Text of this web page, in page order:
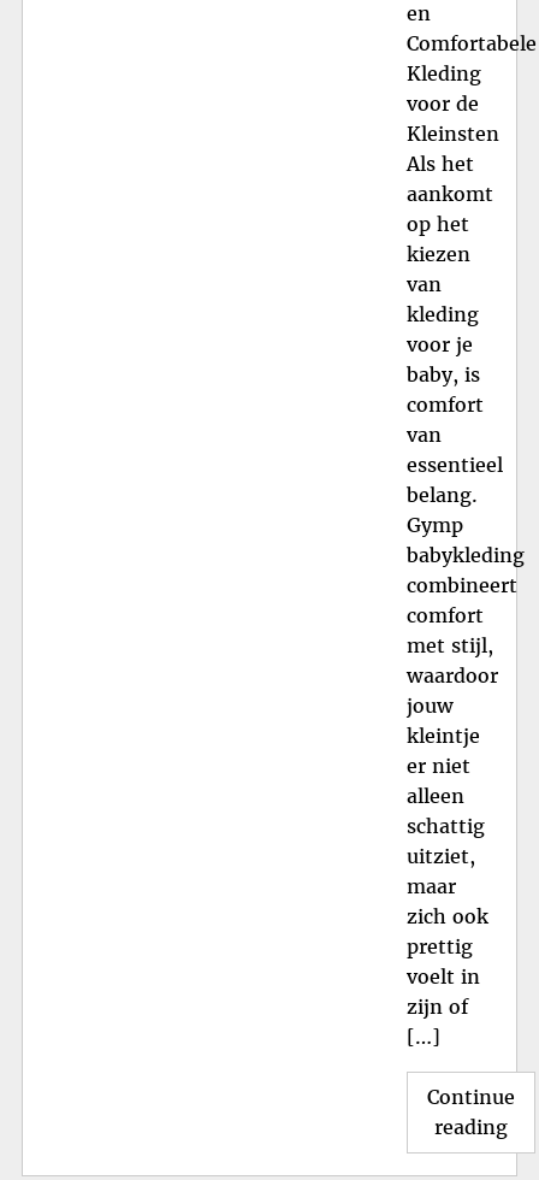
en
Comfortabele
Kleding
voor de
Kleinsten
Als het
aankomt
op het
kiezen
van
kleding
voor je
baby, is
comfort
van
essentieel
belang.
Gymp
babykleding
combineert
comfort
met stijl,
waardoor
jouw
kleintje
er niet
alleen
schattig
uitziet,
maar
zich ook
prettig
voelt in
zijn of
[…]
Continue
reading